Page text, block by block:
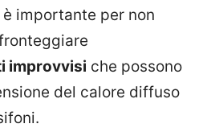
importante per non
improvvisi che possono
del calore diffuso